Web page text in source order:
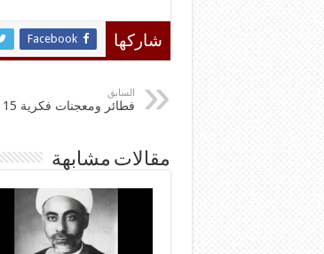
شاركها Facebook
السابق
فطائر ومعجنات فكرية 15
مقالات مشابهة